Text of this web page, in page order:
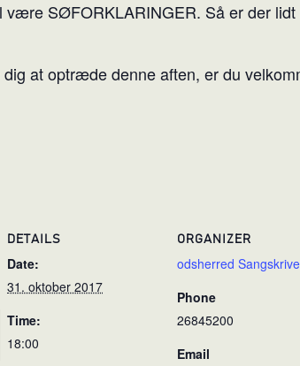
være SØFORKLARINGER. Så er der
at optræde denne aften, er du
DETAILS
Date:
31. oktober 2017
Time:
18:00
ORGANIZER
odsherred
Phone
26845200
Email